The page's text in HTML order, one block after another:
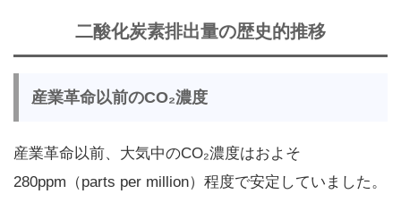
二酸化炭素排出量の歴史的推移
産業革命以前のCO₂濃度
産業革命以前、大気中のCO₂濃度はおよそ
280ppm（parts per million）程度で安定していました。